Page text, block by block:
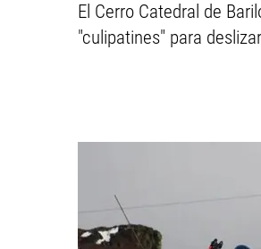
El Cerro Catedral de
"culipatines" para